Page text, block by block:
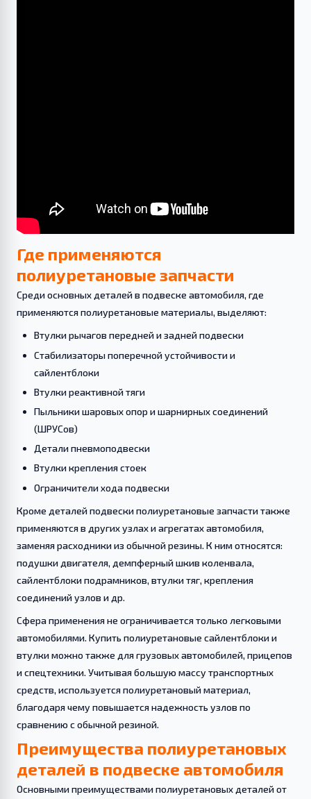
Где применяются
полиуретановые запчасти
Среди основных деталей в подвеске автомобиля, где
применяются полиуретановые материалы, выделяют:
Втулки рычагов передней и задней подвески
Стабилизаторы поперечной устойчивости и
сайлентблоки
Втулки реактивной тяги
Пыльники шаровых опор и шарнирных соединений
(ШРУСов)
Детали пневмоподвески
Втулки крепления стоек
Ограничители хода подвески
Кроме деталей подвески полиуретановые запчасти также
применяются в других узлах и агрегатах автомобиля,
заменяя расходники из обычной резины. К ним относятся:
подушки двигателя, демпферный шкив коленвала,
сайлентблоки подрамников, втулки тяг, крепления
соединений узлов и др.
Сфера применения не ограничивается только легковыми
автомобилями. Купить полиуретановые сайлентблоки и
втулки можно также для грузовых автомобилей, прицепов
и спецтехники. Учитывая большую массу транспортных
средств, используется полиуретановый материал,
благодаря чему повышается надежность узлов по
сравнению с обычной резиной.
Преимущества полиуретановых
деталей в подвеске автомобиля
Основными преимуществами полиуретановых деталей от